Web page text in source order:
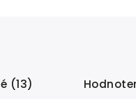
(13)